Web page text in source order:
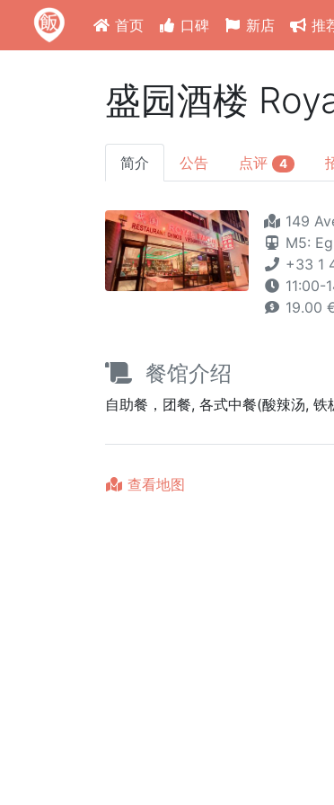
首页 口碑 新店 推
盛园酒楼
简介 公告 点评 4
149
M5:
+33 1
11:00-
19.00
餐馆介绍
自助餐，团餐, 各式中餐(酸辣汤,
查看地图